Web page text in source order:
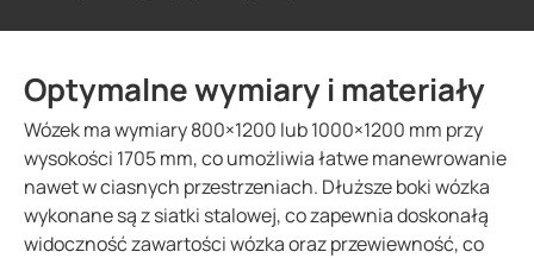
Optymalne wymiary i materiały
Wózek ma wymiary 800×1200 lub 1000×1200 mm przy
wysokości 1705 mm, co umożliwia łatwe manewrowanie
nawet w ciasnych przestrzeniach. Dłuższe boki wózka
wykonane są z siatki stalowej, co zapewnia doskonałą
widoczność zawartości wózka oraz przewiewność, co